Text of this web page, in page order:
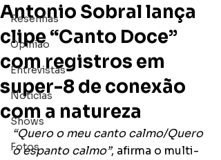
Resenhas
Opinião
Entrevistas
Notícias
Shows
Fotos
Antonio Sobral lança
clipe “Canto Doce”
com registros em
super-8 de conexão
com a natureza
“Quero o meu canto calmo/Quero
o espanto calmo”, afirma o multi-